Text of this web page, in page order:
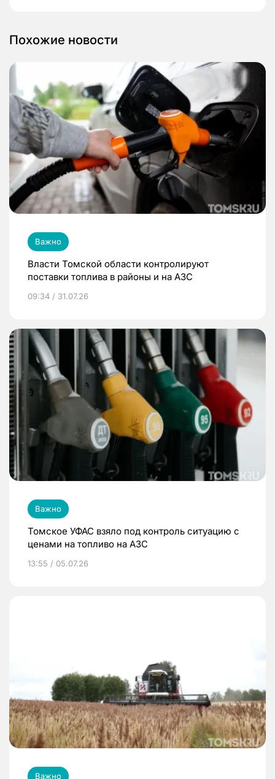
Похожие новости
Важно
Власти Томской области контролируют
поставки топлива в районы и на АЗС
09:34 / 31.07.26
Важно
Томское УФАС взяло под контроль ситуацию с
ценами на топливо на АЗС
13:55 / 05.07.26
Важно